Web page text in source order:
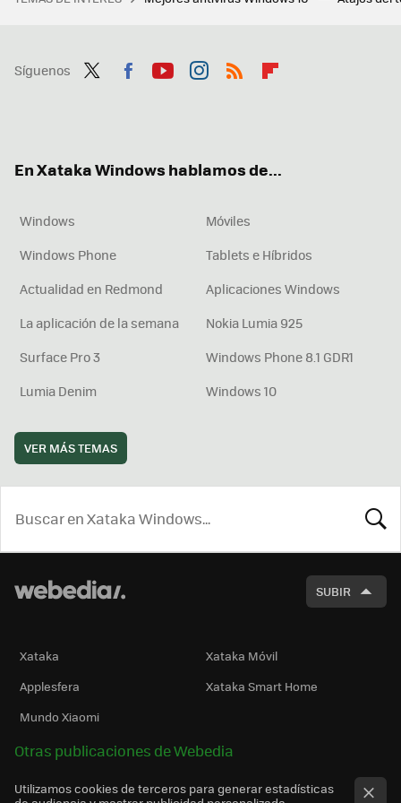
Síguenos
En Xataka Windows hablamos de...
Windows
Móviles
Windows Phone
Tablets e Híbridos
Actualidad en Redmond
Aplicaciones Windows
La aplicación de la semana
Nokia Lumia 925
Surface Pro 3
Windows Phone 8.1 GDR1
Lumia Denim
Windows 10
VER MÁS TEMAS
SUBIR
Xataka
Xataka Móvil
Applesfera
Xataka Smart Home
Mundo Xiaomi
Otras publicaciones de Webedia
Utilizamos cookies de terceros para generar estadísticas